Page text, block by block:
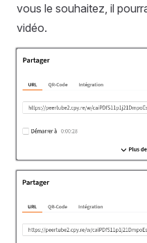
vous le souhaitez, il
vidéo.